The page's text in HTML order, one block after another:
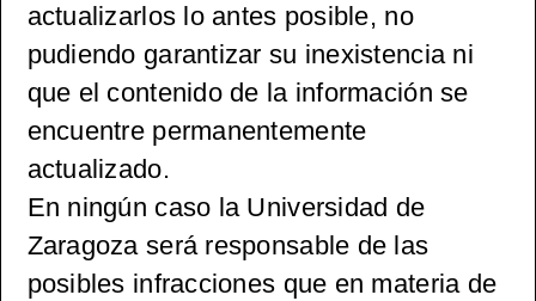
actualizarlos lo antes posible, no
pudiendo garantizar su inexistencia ni
que el contenido de la información se
encuentre permanentemente
actualizado.
En ningún caso la Universidad de
Zaragoza será responsable de las
posibles infracciones que en materia de